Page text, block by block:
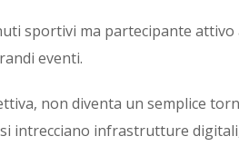
sportivi ma partecipante attivo
eventi.
non diventa un semplice
intrecciano infrastrutture